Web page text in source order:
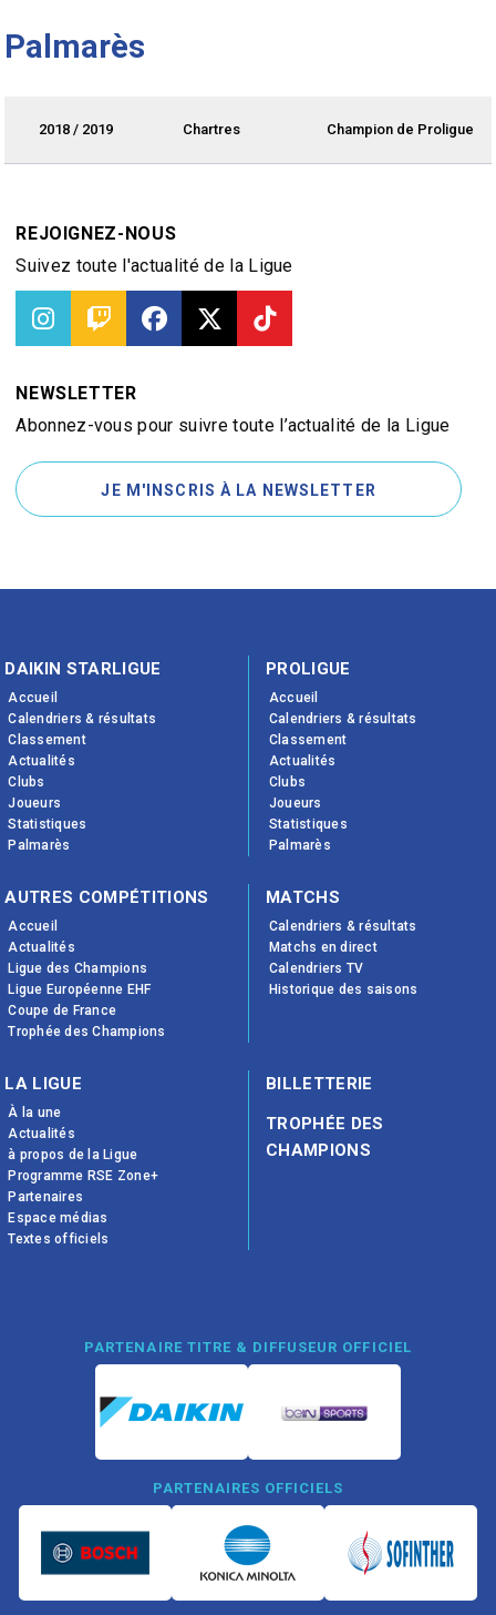
Palmarès
2018 / 2019 Chartres Champion de Proligue
REJOIGNEZ-NOUS
Suivez toute l'actualité de la Ligue
NEWSLETTER
Abonnez-vous pour suivre toute l’actualité de la Ligue
JE M'INSCRIS À LA NEWSLETTER
DAIKIN STARLIGUE
Accueil
Calendriers & résultats
Classement
Actualités
Clubs
Joueurs
Statistiques
Palmarès
PROLIGUE
Accueil
Calendriers & résultats
Classement
Actualités
Clubs
Joueurs
Statistiques
Palmarès
AUTRES COMPÉTITIONS
Accueil
Actualités
Ligue des Champions
Ligue Européenne EHF
Coupe de France
Trophée des Champions
MATCHS
Calendriers & résultats
Matchs en direct
Calendriers TV
Historique des saisons
LA LIGUE
À la une
Actualités
à propos de la Ligue
Programme RSE Zone+
Partenaires
Espace médias
Textes officiels
BILLETTERIE
TROPHÉE DES
CHAMPIONS
PARTENAIRE TITRE & DIFFUSEUR OFFICIEL
PARTENAIRES OFFICIELS